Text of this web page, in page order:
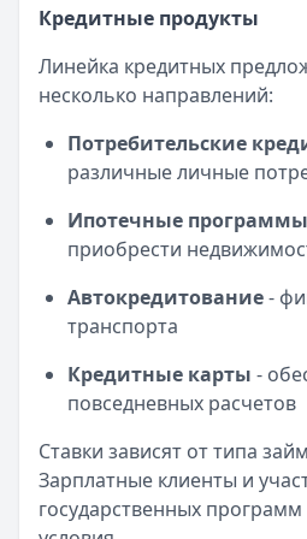
Категория:Кредиты
Читать статью
Оформить кредит для
Опубликовано:17 ноября 2025
Категория:Кредиты
Читать статью
Все статьи
Кредитные продукты
Линейка кредитных
несколько направлений:
Потребительские
различные личные
Ипотечные программы
приобрести
Автокредитование-
транспорта
Кредитные карты -
повседневных расчетов
Ставки зависят от типа
Зарплатные клиенты и
государственных